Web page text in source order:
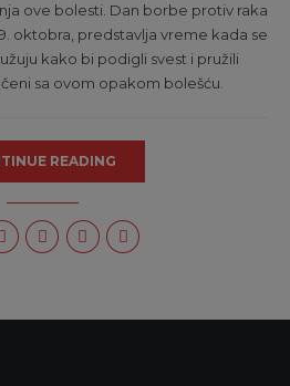
ove bolesti. Dan borbe protiv raka
oktobra, predstavlja vreme kada se
kako bi podigli svest i pružili
sa ovom opakom bolešću.
READING